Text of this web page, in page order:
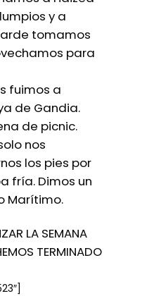
y a
tomamos
para
fuimos a
de Gandia.
de picnic.
nos
los pies por
fría. Dimos un
Marítimo.
LA SEMANA
TERMINADO